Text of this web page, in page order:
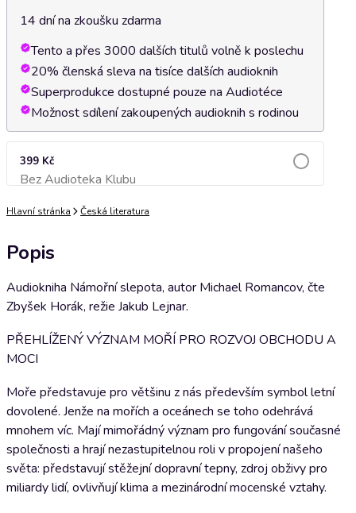
14 dní na zkoušku zdarma
Tento a přes 3000 dalších titulů volně k poslechu
20% členská sleva na tisíce dalších audioknih
Superprodukce dostupné pouze na Audiotéce
Možnost sdílení zakoupených audioknih s rodinou
399 Kč
Bez Audioteka KlubuPřidat do košíku
Hlavní stránka Česká literatura
Popis
Audiokniha Námořní slepota, autor Michael Romancov, čte
Zbyšek Horák, režie Jakub Lejnar.
PŘEHLÍŽENÝ VÝZNAM MOŘÍ PRO ROZVOJ OBCHODU A
MOCI
Moře představuje pro většinu z nás především symbol letní
dovolené. Jenže na mořích a oceánech se toho odehrává
mnohem víc. Mají mimořádný význam pro fungování současné
společnosti a hrají nezastupitelnou roli v propojení našeho
světa: představují stěžejní dopravní tepny, zdroj obživy pro
miliardy lidí, ovlivňují klima a mezinárodní mocenské vztahy.